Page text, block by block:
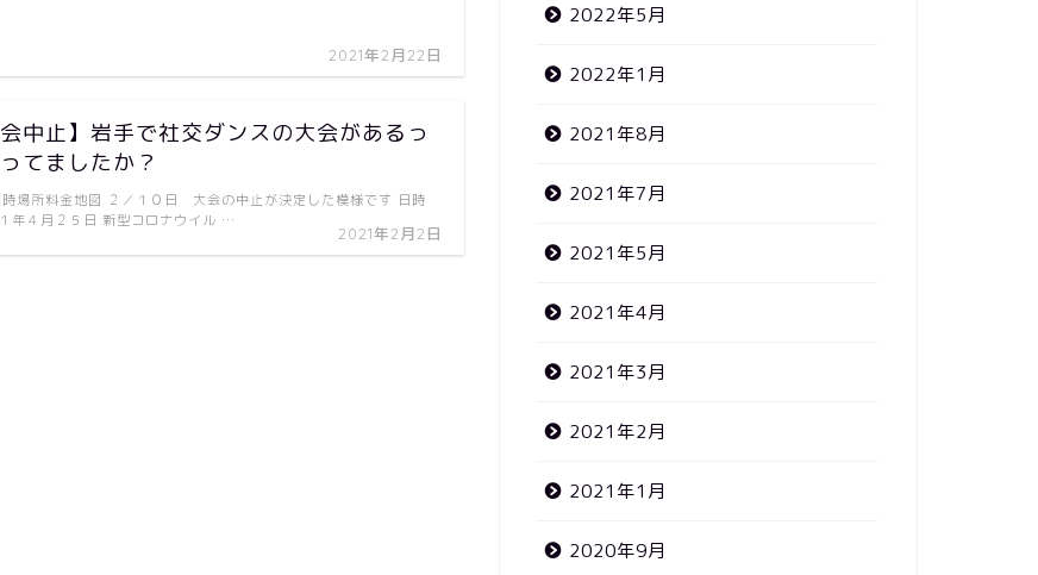
2021年2月22日
会中止】岩手で社交ダンスの大会があるっ
てましたか？
2021年2月2日
時場所料金地図 ２／１０日 大会の中止が決定した模様です 日時
年４月２５日 新型コロナウイル …
2022年5月
2022年1月
2021年8月
2021年7月
2021年5月
2021年4月
2021年3月
2021年2月
2021年1月
2020年9月